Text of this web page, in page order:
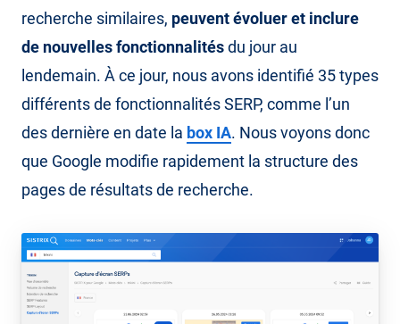
recherche similaires, peuvent évoluer et inclure
de nouvelles fonctionnalitésdu jour au
lendemain. À ce jour, nous avons identifié 35 types
différents de fonctionnalités SERP, comme l’un
des dernière en date la box IA. Nous voyons donc
que Google modifie rapidement la structure des
pages de résultats de recherche.